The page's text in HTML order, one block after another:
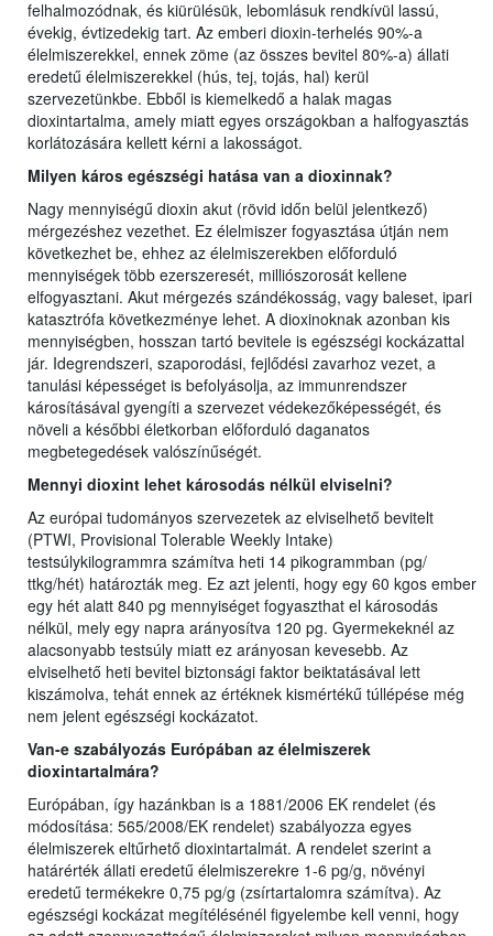
felhalmozódnak, és kiürülésük, lebomlásuk rendkívül lassú,
évekig, évtizedekig tart. Az emberi dioxin-terhelés 90%-a
élelmiszerekkel, ennek zöme (az összes bevitel 80%-a) állati
eredetű élelmiszerekkel (hús, tej, tojás, hal) kerül
szervezetünkbe. Ebből is kiemelkedő a halak magas
dioxintartalma, amely miatt egyes országokban a halfogyasztás
korlátozására kellett kérni a lakosságot.
Milyen káros egészségi hatása van a dioxinnak?
Nagy mennyiségű dioxin akut (rövid időn belül jelentkező)
mérgezéshez vezethet. Ez élelmiszer fogyasztása útján nem
következhet be, ehhez az élelmiszerekben előforduló
mennyiségek több ezerszeresét, milliószorosát kellene
elfogyasztani. Akut mérgezés szándékosság, vagy baleset, ipari
katasztrófa következménye lehet. A dioxinoknak azonban kis
mennyiségben, hosszan tartó bevitele is egészségi kockázattal
jár. Idegrendszeri, szaporodási, fejlődési zavarhoz vezet, a
tanulási képességet is befolyásolja, az immunrendszer
károsításával gyengíti a szervezet védekezőképességét, és
növeli a későbbi életkorban előforduló daganatos
megbetegedések valószínűségét.
Mennyi dioxint lehet károsodás nélkül elviselni?
Az európai tudományos szervezetek az elviselhető bevitelt
(PTWI, Provisional Tolerable Weekly Intake)
testsúlykilogrammra számítva heti 14 pikogrammban (pg/
ttkg/hét) határozták meg. Ez azt jelenti, hogy egy 60 kgos ember
egy hét alatt 840 pg mennyiséget fogyaszthat el károsodás
nélkül, mely egy napra arányosítva 120 pg. Gyermekeknél az
alacsonyabb testsúly miatt ez arányosan kevesebb. Az
elviselhető heti bevitel biztonsági faktor beiktatásával lett
kiszámolva, tehát ennek az értéknek kismértékű túllépése még
nem jelent egészségi kockázatot.
Van-e szabályozás Európában az élelmiszerek
dioxintartalmára?
Európában, így hazánkban is a 1881/2006 EK rendelet (és
módosítása: 565/2008/EK rendelet) szabályozza egyes
élelmiszerek eltűrhető dioxintartalmát. A rendelet szerint a
határérték állati eredetű élelmiszerekre 1-6 pg/g, növényi
eredetű termékekre 0,75 pg/g (zsírtartalomra számítva). Az
egészségi kockázat megítélésénél figyelembe kell venni, hogy